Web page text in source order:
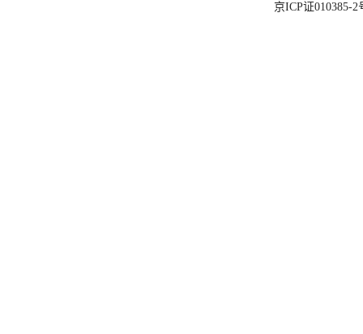
京ICP证010385-2